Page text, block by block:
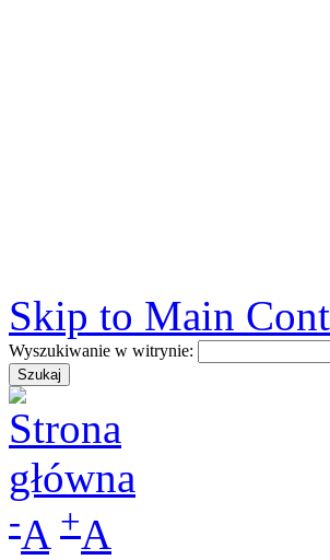
Skip to Main
Wyszukiwanie w witrynie:
-A +A